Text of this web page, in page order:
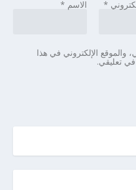
الاسم * *
والموقع الإلكتروني في هذا
في تعليقي.